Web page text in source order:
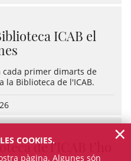
ICAB el
cada primer dimarts de
la Biblioteca de l'ICAB.
de l’ICAB t’ho
COOKIES.
pàgina. Algunes són
×